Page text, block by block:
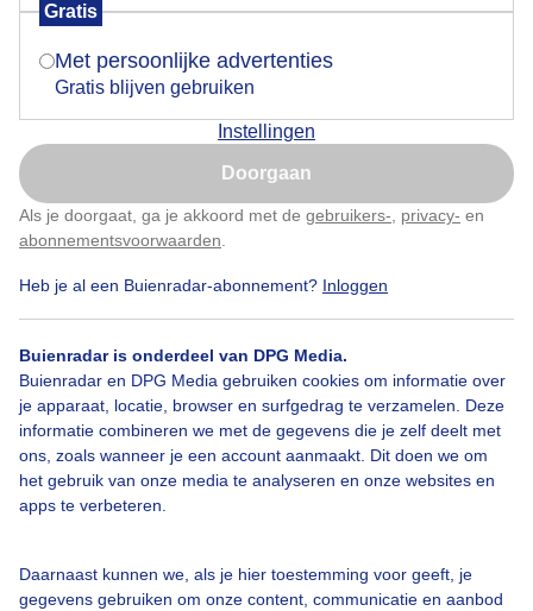
Gratis
Met persoonlijke advertenties
Gratis blijven gebruiken
Instellingen
Doorgaan
Als je doorgaat, ga je akkoord met de gebruikers- privacy- en
abonnementsvoorwaarden
Heb je al een Buienradar-abonnement? Inloggen
Buienradar is onderdeel van DPG Media.
Buienradar en DPG Media gebruiken cookies om informatie over
je apparaat, locatie, browser en surfgedrag te verzamelen. Deze
informatie combineren we met de gegevens die je zelf deelt met
ons, zoals wanneer je een account aanmaakt. Dit doen we om
het gebruik van onze media te analyseren en onze websites en
apps te verbeteren.
Daarnaast kunnen we, als je hier toestemming voor geeft, je
gegevens gebruiken om onze content, communicatie en aanbod
Bekijk slideshow
Een moment geduld aub...
Is goed, toon de popup
Nu niet, misschien later
Klik hierom dit aan te passen